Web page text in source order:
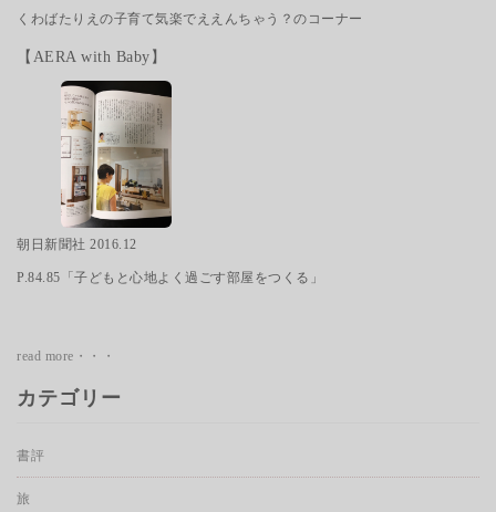
くわばたりえの子育て気楽でええんちゃう？のコーナー
【AERA with Baby】
朝日新聞社 2016.12
P.84.85「子どもと心地よく過ごす部屋をつくる」
read more・・・
カテゴリー
書評
旅